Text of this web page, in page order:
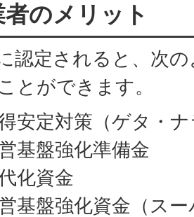
のメリット
認定されると、次
とができます。
安定対策（ゲタ・
基盤強化準備金
化資金
基盤強化資金（ス